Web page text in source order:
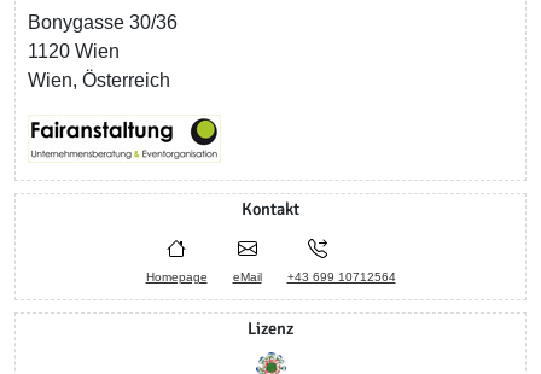
Bonygasse 30/36
1120 Wien
Wien, Österreich
Kontakt
Homepage eMail +43 699 10712564
Lizenz